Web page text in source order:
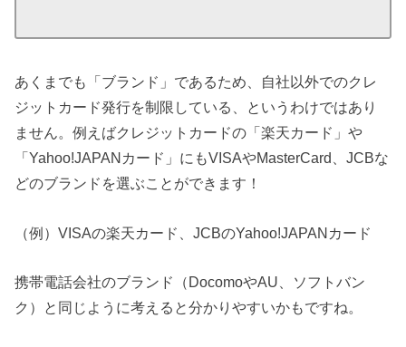
あくまでも「ブランド」であるため、自社以外でのクレ
ジットカード発行を制限している、というわけではあり
ません。例えばクレジットカードの「楽天カード」や
「Yahoo!JAPANカード」にもVISAやMasterCard、JCBな
どのブランドを選ぶことができます！
（例）VISAの楽天カード、JCBのYahoo!JAPANカード
携帯電話会社のブランド（DocomoやAU、ソフトバン
ク）と同じように考えると分かりやすいかもですね。